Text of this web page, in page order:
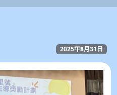
2025年8月31日